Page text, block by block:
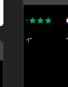
HL
"Prima